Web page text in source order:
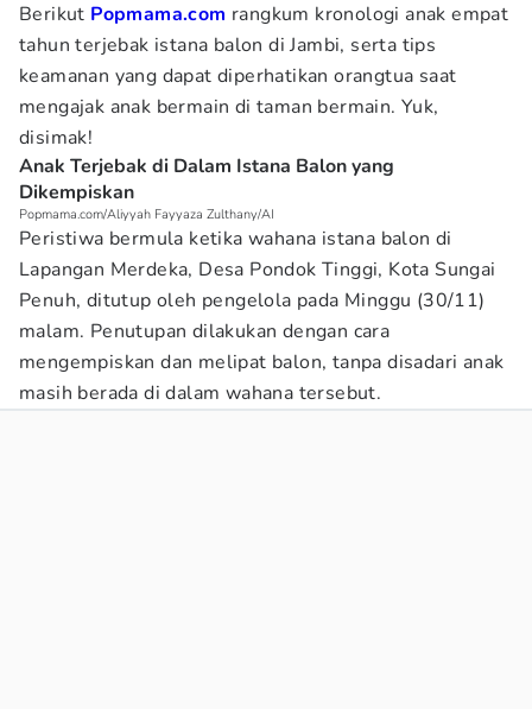
Berikut Popmama.com rangkum kronologi anak empat
tahun terjebak istana balon di Jambi, serta tips
keamanan yang dapat diperhatikan orangtua saat
mengajak anak bermain di taman bermain. Yuk,
disimak!
Anak Terjebak di Dalam Istana Balon yang
Dikempiskan
Popmama.com/Aliyyah Fayyaza Zulthany/AI
Peristiwa bermula ketika wahana istana balon di
Lapangan Merdeka, Desa Pondok Tinggi, Kota Sungai
Penuh, ditutup oleh pengelola pada Minggu (30/11)
malam. Penutupan dilakukan dengan cara
mengempiskan dan melipat balon, tanpa disadari anak
masih berada di dalam wahana tersebut.